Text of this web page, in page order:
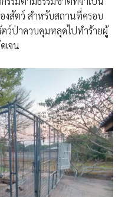
งสัตว์ สำหรับสถานที่ครอบ
ตว์ป่าควบคุมหลุดไปทำร้ายผู้
เจน